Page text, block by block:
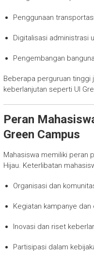
Penggunaan
Digitalisasi administrasi
Pengembangan
Beberapa perguruan tinggi
keberlanjutan seperti UI
Peran
Green Campus
Mahasiswa memiliki peran
Hijau. Keterlibatan
Organisasi dan
Kegiatan kampanye dan
Inovasi dan riset
Partisipasi dalam